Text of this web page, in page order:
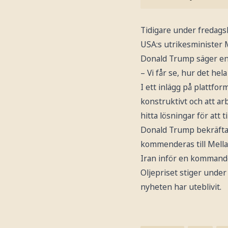
Tidigare under
USA:s utrikesminister
Donald Trump säger
– Vi får se, hur det
I ett inlägg på
konstruktivt och att
hitta lösningar för att
Donald Trump
kommenderas till
Iran inför en
Oljepriset stiger
nyheten har uteblivit.